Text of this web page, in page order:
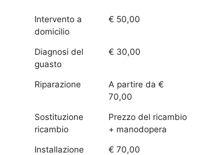
Intervento a
domicilio
€ 50,00
Diagnosi del
guasto
€ 30,00
Riparazione
A partire da €
70,00
Sostituzione
ricambio
Prezzo del ricambio
+ manodopera
Installazione
€ 70,00